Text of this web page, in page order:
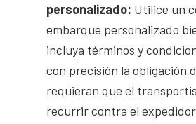
personalizado: Utilice un
embarque personalizado
incluya términos y
con precisión la obligación
requieran que el
recurrir contra el